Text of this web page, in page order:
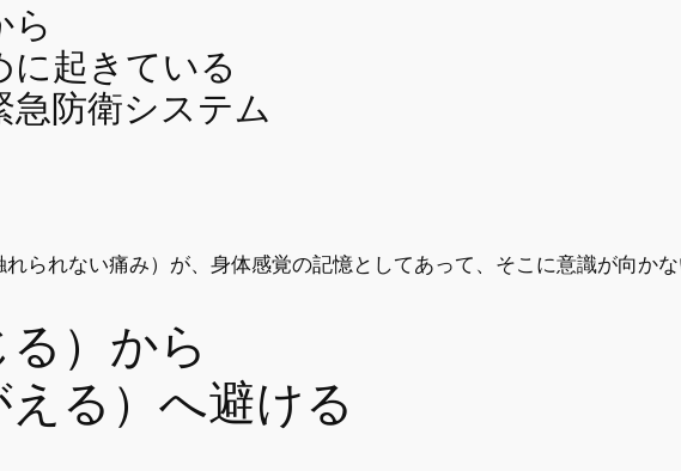
ら
起きている
防衛システム
れられない痛み）が、身体感覚の記憶としてあって、そこに意識が向か
）から
る）へ避ける